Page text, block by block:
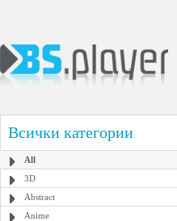
Всички категории
All
3D
Abstract
Anime